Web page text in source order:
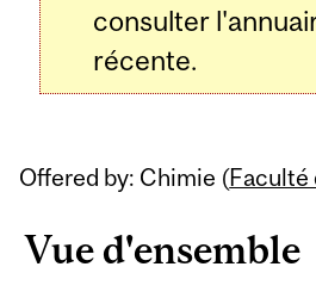
consulter
récente.
Offered by: Chimie (Faculté
Vue d'ensemble